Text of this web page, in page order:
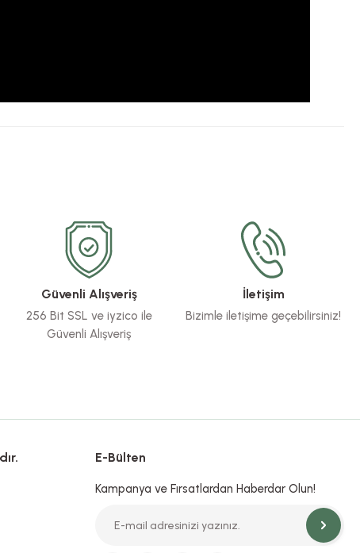
Güvenli Alışveriş
256 Bit SSL ve iyzico ile
Güvenli Alışveriş
İletişim
Bizimle iletişime geçebilirsiniz!
E-Bülten
Kampanya ve Fırsatlardan Haberdar Olun!